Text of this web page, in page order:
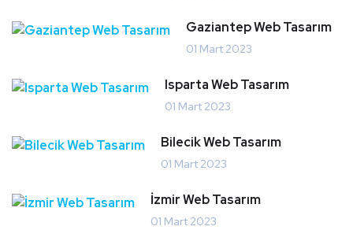
Gaziantep Web Tasarım
01 Mart 2023
Isparta Web Tasarım
01 Mart 2023
Bilecik Web Tasarım
01 Mart 2023
İzmir Web Tasarım
01 Mart 2023